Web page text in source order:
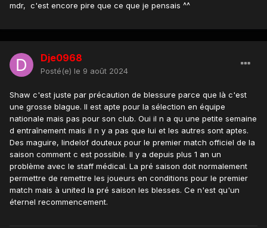
mdr, c'est encore pire que ce que je pensais ^^
Dje0968
Posté(e) le 9 août 2024
Shaw c'est juste par précaution de blessure parce que là c'est
une grosse blague. Il est apte pour la sélection en équipe
nationale mais pas pour son club. Oui il n a qu une petite semaine
d entraînement mais il n y a pas que lui et les autres sont aptes.
Des maguire, lindelof douteux pour le premier match officiel de la
saison comment c est possible. Il y a depuis plus 1 an un
problème avec le staff médical. La pré saison doit normalement
permettre de remettre les joueurs en conditions pour le premier
match mais à united la pré saison les blesses. Ce n'est qu'un
éternel recommencement.